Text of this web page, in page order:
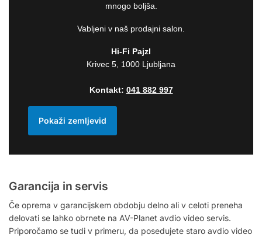
mnogo boljša.
Vabljeni v naš prodajni salon.
Hi-Fi Pajzl
Krivec 5, 1000 Ljubljana
Kontakt: 041 882 997
Pokaži zemljevid
Garancija in servis
Če oprema v garancijskem obdobju delno ali v celoti preneha
delovati se lahko obrnete na AV-Planet avdio video servis.
Priporočamo se tudi v primeru, da posedujete staro avdio video